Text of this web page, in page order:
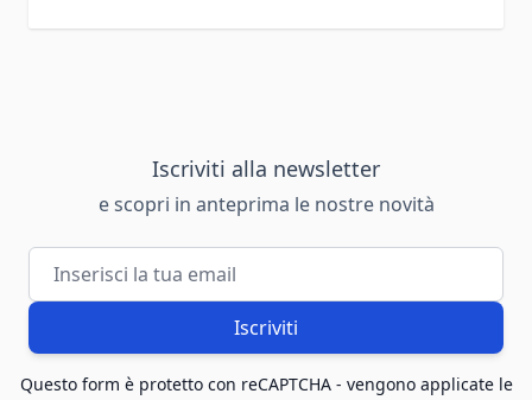
Iscriviti alla newsletter
e scopri in anteprima le nostre novità
Indirizzo email
Iscriviti
Questo form è protetto con reCAPTCHA - vengono applicate le